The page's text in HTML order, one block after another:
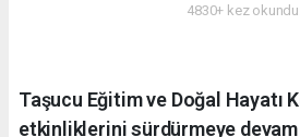
4830+ kez okundu.
Taşucu Eğitim ve Doğal Hayatı
etkinliklerini sürdürmeye